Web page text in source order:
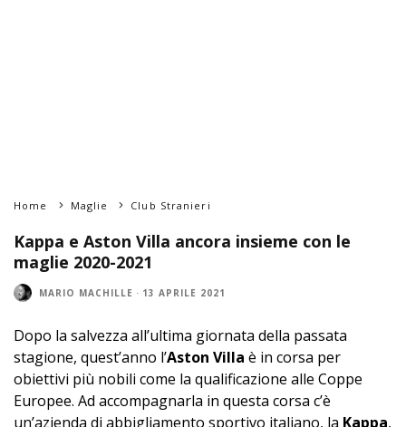
Home Maglie Club Stranieri
Kappa e Aston Villa ancora insieme con le
maglie 2020-2021
MARIO MACHILLE · 13 APRILE 2021
Dopo la salvezza all’ultima giornata della passata
stagione, quest’anno l’Aston Villa è in corsa per
obiettivi più nobili come la qualificazione alle Coppe
Europee. Ad accompagnarla in questa corsa c’è
un’azienda di abbigliamento sportivo italiano, la Kappa,